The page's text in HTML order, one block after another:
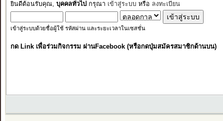
ยินดีต้อนรับคุณ, บุคคลทั่วไป กรุณา เข้าสู่ระบบ หรือ ลงทะเบียน
เข้าสู่ระบบด้วยชื่อผู้ใช้ รหัสผ่าน และระยะเวลาในเซสชั่น
กด Link เพื่อร่วมกิจกรรม ผ่านFacebook (หรือกดปุ่มสมัครสมาชิกด้านบน)